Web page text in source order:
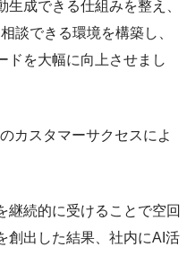
成できる仕組みを整え、
談できる環境を構築し、
ドを大幅に向上させまし
カスタマーサクセスによ
継続的に受けることで空回
創出した結果、社内にAI活